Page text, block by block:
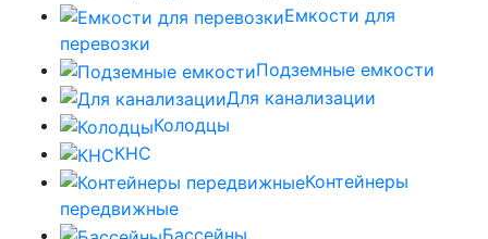
Емкости для
перевозки
Подземные емкости
Для канализации
Колодцы
КНС
Контейнеры
передвижные